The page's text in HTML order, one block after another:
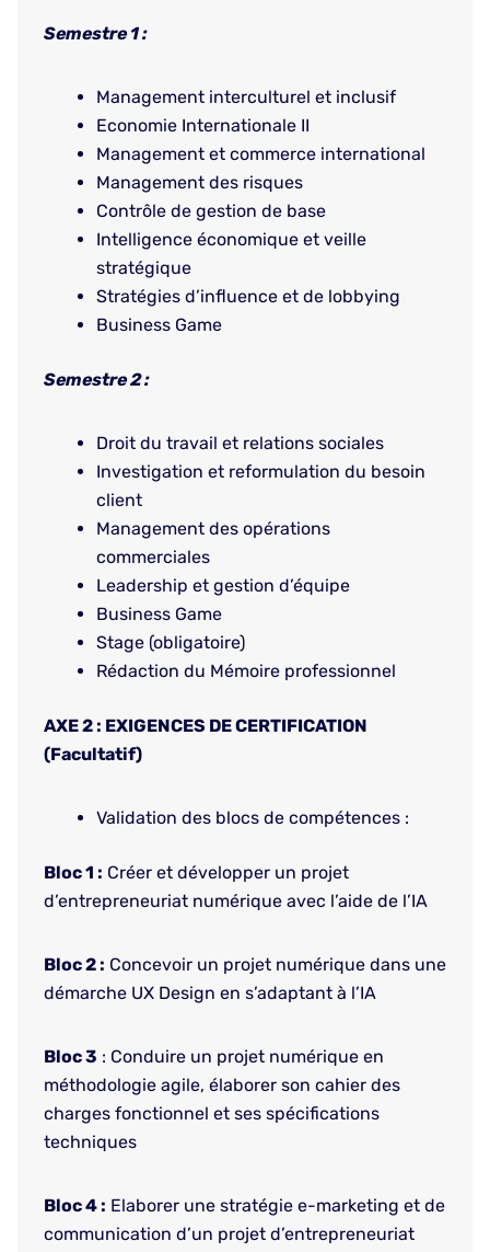
Semestre 1 :
Management interculturel et inclusif
Economie Internationale II
Management et commerce international
Management des risques
Contrôle de gestion de base
Intelligence économique et veille
stratégique
Stratégies d’influence et de lobbying
Business Game
Semestre 2 :
Droit du travail et relations sociales
Investigation et reformulation du besoin
client
Management des opérations
commerciales
Leadership et gestion d’équipe
Business Game
Stage (obligatoire)
Rédaction du Mémoire professionnel
AXE 2 : EXIGENCES DE CERTIFICATION
(Facultatif)
Validation des blocs de compétences :
Bloc 1 : Créer et développer un projet
d’entrepreneuriat numérique avec l’aide de l’IA
Bloc 2 : Concevoir un projet numérique dans une
démarche UX Design en s’adaptant à l’IA
Bloc 3 : Conduire un projet numérique en
méthodologie agile, élaborer son cahier des
charges fonctionnel et ses spécifications
techniques
Bloc 4 : Elaborer une stratégie e-marketing et de
communication d’un projet d’entrepreneuriat